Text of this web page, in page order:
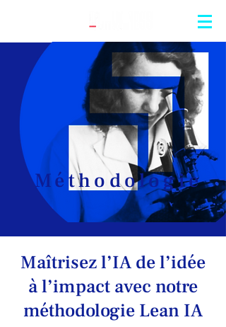
Méthodologie
Maîtrisez l’IA de l’idée
à l’impact avec notre
méthodologie Lean IA